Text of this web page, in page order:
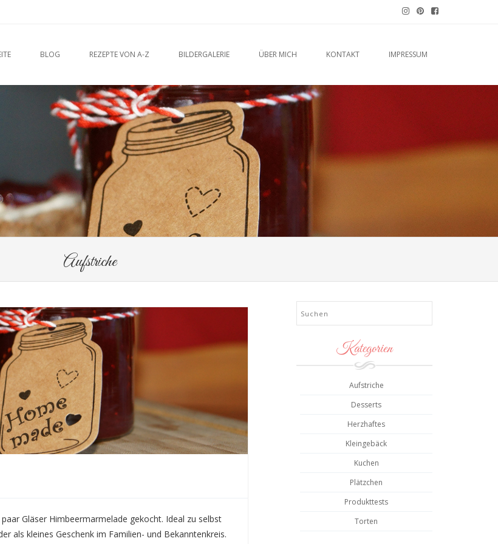
BLOG REZEPTE VON A-Z BILDERGALERIE ÜBER MICH KONTAKT IMPRESSUM
Aufstriche
Gläser Himbeermarmelade gekocht. Ideal zu selbst
als kleines Geschenk im Familien- und Bekanntenkreis.
Kategorien
Aufstriche
Desserts
Herzhaftes
Kleingebäck
Kuchen
Plätzchen
Produkttests
Torten